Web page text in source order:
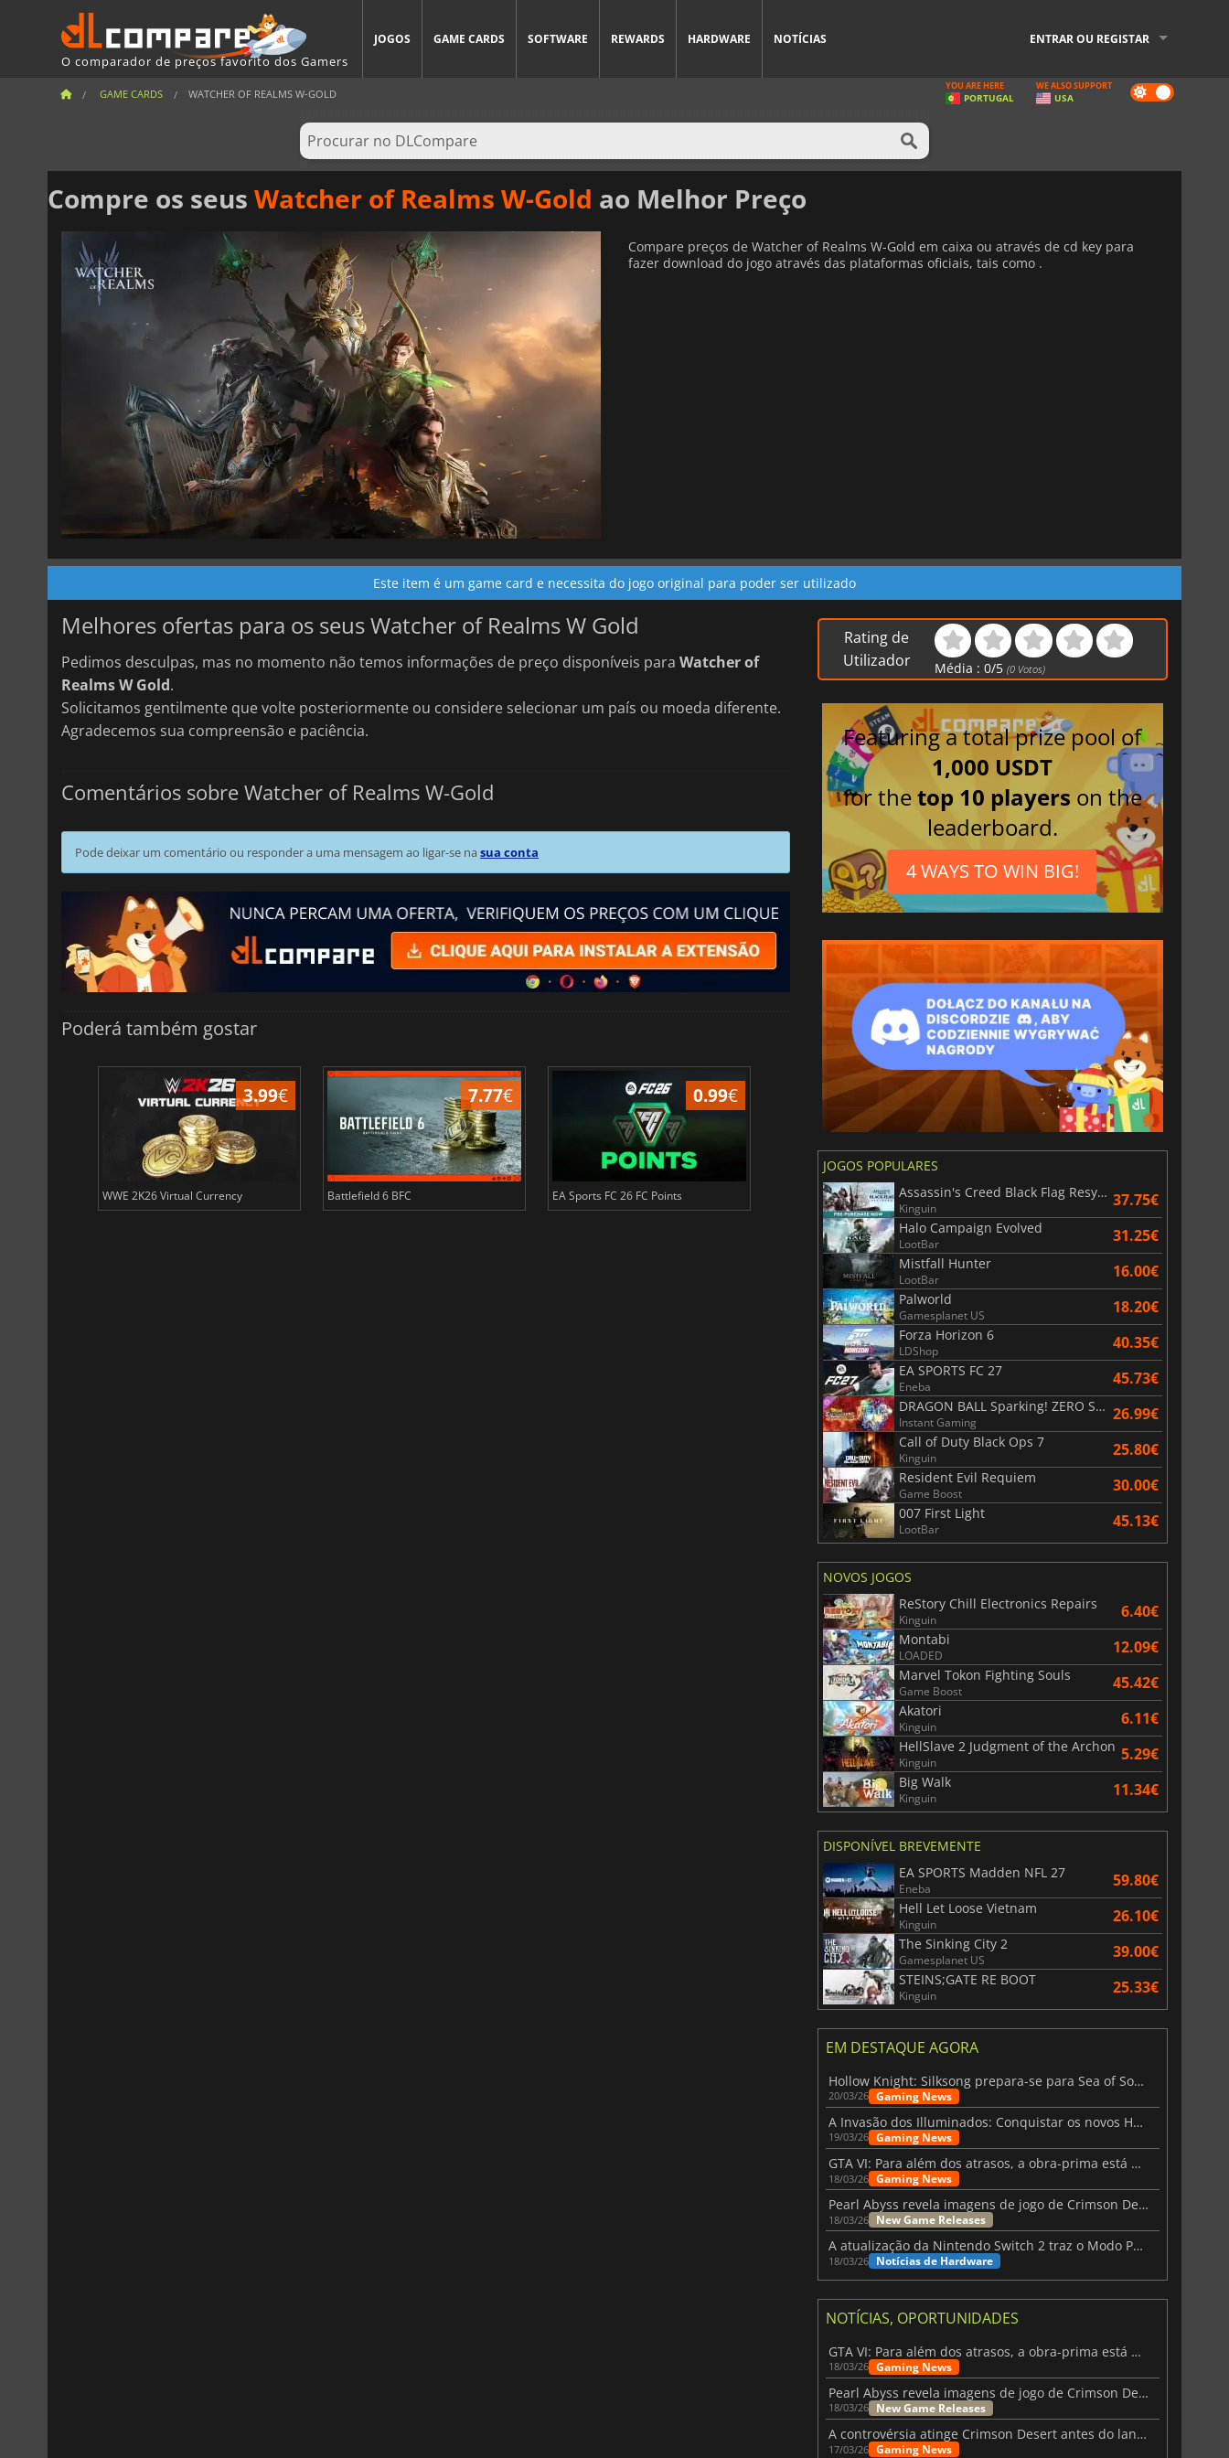
O comparador de preços favorito dos Gamers
JOGOS GAME CARDS SOFTWARE REWARDS HARDWARE NOTÍCIAS ENTRAR OU REGISTAR
GAME CARDS WATCHER OF REALMS W-GOLD Dark
mode
YOU ARE HERE
PORTUGAL
WE ALSO SUPPORT
USA
Compre os seus Watcher of Realms W-Gold ao Melhor Preço
Compare preços de Watcher of Realms W-Gold em caixa ou através de cd key para
fazer download do jogo através das plataformas oficiais, tais como .
Este item é um game card e necessita do jogo original para poder ser utilizado
Melhores ofertas para os seus Watcher of Realms W Gold
Pedimos desculpas, mas no momento não temos informações de preço disponíveis para Watcher of
Realms W Gold.
Solicitamos gentilmente que volte posteriormente ou considere selecionar um país ou moeda diferente.
Agradecemos sua compreensão e paciência.
Comentários sobre Watcher of Realms W-Gold
Pode deixar um comentário ou responder a uma mensagem ao ligar-se nasua conta
Poderá também gostar
3.99€
WWE 2K26 Virtual Currency
7.77€
Battlefield 6 BFC
0.99€
EA Sports FC 26 FC Points
3.65 €
NBA 2K26 Virtual Currency
7.44
Madden NFL 26 Points
Rating de
Utilizador
Média :0/5 (0 Votos)
Featuring a total prize pool of
1,000 USDT
for thetop 10 players on the
leaderboard.
4 WAYS TO WIN BIG!
JOGOS POPULARES
Assassin's Creed Black Flag Resynced
Kinguin 37.75€
Halo Campaign Evolved
LootBar 31.25€
Mistfall Hunter
LootBar 16.00€
Palworld
Gamesplanet US 18.20€
Forza Horizon 6
LDShop 40.35€
EA SPORTS FC 27
Eneba 45.73€
DRAGON BALL Sparking! ZERO Super Limit Breaking NEO
Instant Gaming 26.99€
Call of Duty Black Ops 7
Kinguin 25.80€
Resident Evil Requiem
Game Boost 30.00€
007 First Light
LootBar 45.13€
NOVOS JOGOS
ReStory Chill Electronics Repairs
Kinguin 6.40€
Montabi
LOADED 12.09€
Marvel Tokon Fighting Souls
Game Boost 45.42€
Akatori
Kinguin 6.11€
HellSlave 2 Judgment of the Archon
Kinguin 5.29€
Big Walk
Kinguin 11.34€
DISPONÍVEL BREVEMENTE
EA SPORTS Madden NFL 27
Eneba 59.80€
Hell Let Loose Vietnam
Kinguin 26.10€
The Sinking City 2
Gamesplanet US 39.00€
STEINS;GATE RE BOOT
Kinguin 25.33€
EM DESTAQUE AGORA
Hollow Knight: Silksong prepara-se para Sea of Sorrow com um patch
20/03/26 Gaming News
A Invasão dos Illuminados: Conquistar os novos Helldivers 2 Atualização!
19/03/26 Gaming News
GTA VI: Para além dos atrasos, a obra-prima está quase a chegar
18/03/26 Gaming News
Pearl Abyss revela imagens de jogo de Crimson Desert para a PS5
18/03/26 New Game Releases
A atualização da Nintendo Switch 2 traz o Modo Portátil aos jogos mais antigos da Switch
18/03/26 Notícias de Hardware
NOTÍCIAS, OPORTUNIDADES
GTA VI: Para além dos atrasos, a obra-prima está quase a chegar
18/03/26 Gaming News
Pearl Abyss revela imagens de jogo de Crimson Desert para a PS5
18/03/26 New Game Releases
A controvérsia atinge Crimson Desert antes do lançamento
17/03/26 Gaming News